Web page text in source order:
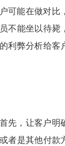
可能在做对比
不能坐以待毙
利弊分析给客
先，让客户明
者是其他付款